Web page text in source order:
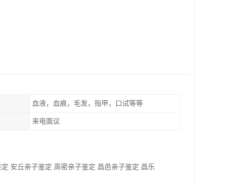
血液，血痕，毛发，指甲，口试等等
来电面议
安丘亲子鉴定 高密亲子鉴定 昌邑亲子鉴定 昌乐